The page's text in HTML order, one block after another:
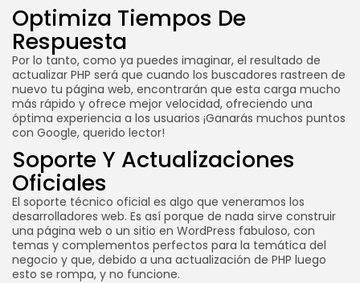
Optimiza Tiempos De
Respuesta
Por lo tanto, como ya puedes imaginar, el resultado de
actualizar PHP será que cuando los buscadores rastreen de
nuevo tu página web, encontrarán que esta carga mucho
más rápido y ofrece mejor velocidad, ofreciendo una
óptima experiencia a los usuarios ¡Ganarás muchos puntos
con Google, querido lector!
Soporte Y Actualizaciones
Oficiales
El soporte técnico oficial es algo que veneramos los
desarrolladores web. Es así porque de nada sirve construir
una página web o un sitio en WordPress fabuloso, con
temas y complementos perfectos para la temática del
negocio y que, debido a una actualización de PHP luego
esto se rompa, y no funcione.